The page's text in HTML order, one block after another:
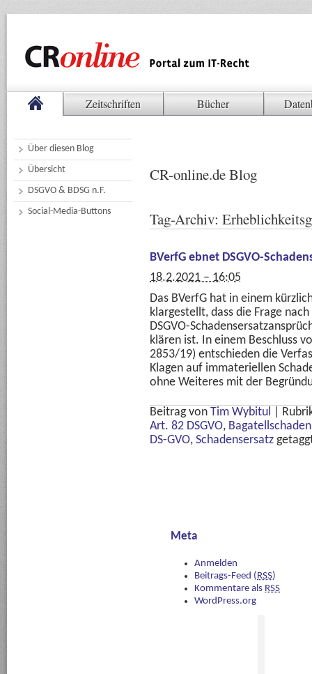
Zeitschriften Bücher
Über diesen Blog
Übersicht
DSGVO & BDSG n.F.
Social-Media-Buttons
CR-online.de Blog
Tag-Archiv:
BVerfG ebnet DSGVO-
18.2.2021 – 16:05
Das BVerfG hat in einem
klargestellt, dass die Frage
DSGVO-
klären ist. In einem Beschluss
2853/19) entschieden die
Klagen auf immateriellen
ohne Weiteres mit der
Beitrag von Tim Wybitul
Art. 82 DSGVO, Bagatellschaden
DS-GVO, Schadensersatz
Meta
Anmelden
Beitrags-Feed (RSS)
Kommentare als RSS
WordPress.org